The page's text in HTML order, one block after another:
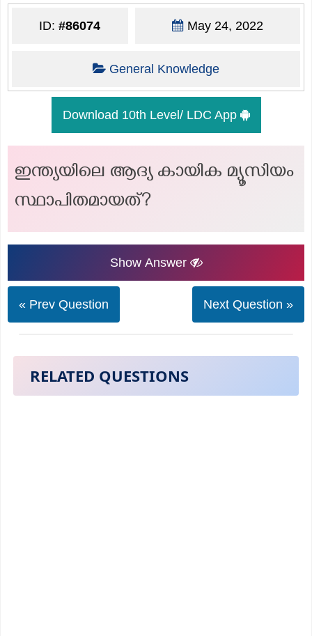
ID:#86074 May 24, 2022
General Knowledge
Download 10th Level/ LDC App
ഇന്ത്യയിലെ ആദ്യ കായിക മ്യൂസിയം
സ്ഥാപിതമായത്?
Show Answer
« Prev Question Next Question »
RELATED QUESTIONS